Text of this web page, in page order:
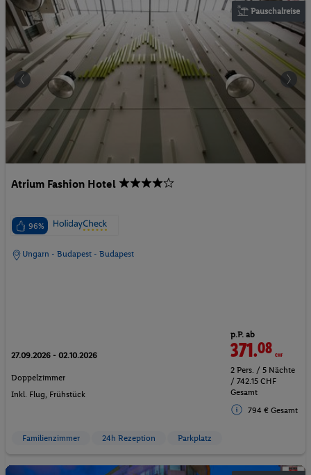
Pauschalreise
Atrium Fashion Hotel
96%
Ungarn - Budapest - Budapest
27.09.2026 - 02.10.2026
Doppelzimmer
Inkl. Flug, Frühstück
p.P. ab
371.08CHF
2 Pers. / 5 Nächte
/ 742.15 CHF
Gesamt
794 € Gesamt
Familienzimmer 24h Rezeption Parkplatz